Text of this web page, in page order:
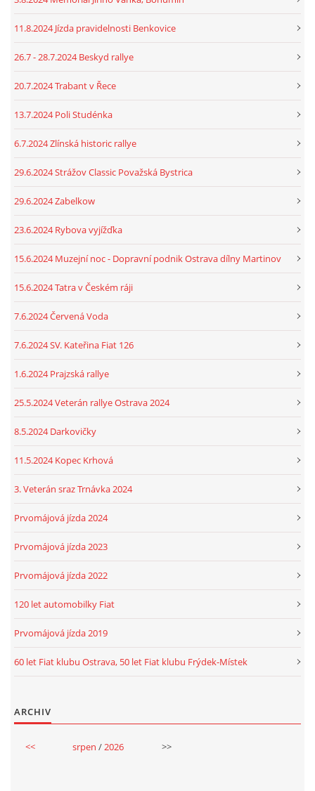
11.8.2024 Jízda pravidelnosti Benkovice
26.7 - 28.7.2024 Beskyd rallye
20.7.2024 Trabant v Řece
13.7.2024 Poli Studénka
6.7.2024 Zlínská historic rallye
29.6.2024 Strážov Classic Považská Bystrica
29.6.2024 Zabelkow
23.6.2024 Rybova vyjížďka
15.6.2024 Muzejní noc - Dopravní podnik Ostrava dílny Martinov
15.6.2024 Tatra v Českém ráji
7.6.2024 Červená Voda
7.6.2024 SV. Kateřina Fiat 126
1.6.2024 Prajzská rallye
25.5.2024 Veterán rallye Ostrava 2024
8.5.2024 Darkovičky
11.5.2024 Kopec Krhová
3. Veterán sraz Trnávka 2024
Prvomájová jízda 2024
Prvomájová jízda 2023
Prvomájová jízda 2022
120 let automobilky Fiat
Prvomájová jízda 2019
60 let Fiat klubu Ostrava, 50 let Fiat klubu Frýdek-Místek
ARCHIV
<< srpen / 2026 >>